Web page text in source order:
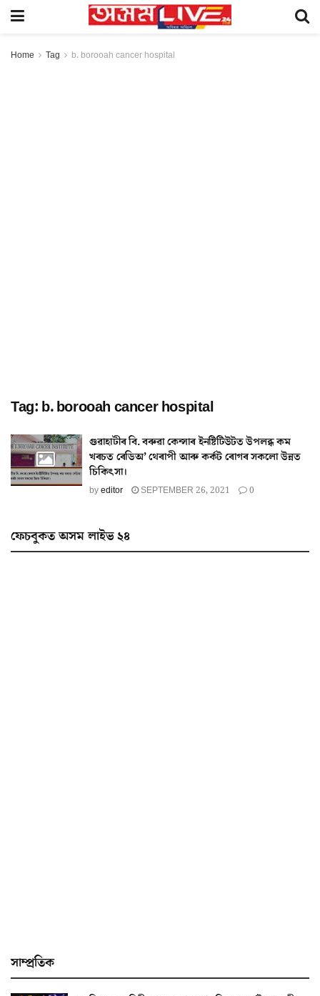
Home Tag b. borooah cancer hospital
Tag: b. borooah cancer hospital
গুৱাহাটীৰ বি. বৰুৱা কেন্সাৰ ইনষ্টিটিউটত উপলব্ধ কম
খৰচত ৰেডিঅ’ থেৰাপী আৰু কৰ্কট ৰোগৰ সকলো উন্নত
চিকিৎসা।
byeditor SEPTEMBER 26, 2021 0
ফেচবুকত অসম লাইভ ২৪
সাম্প্ৰতিক